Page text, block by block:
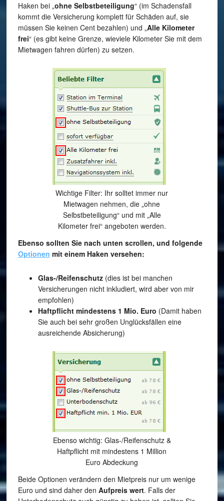
Haken bei „ohne Selbstbeteiligung“ (im Schadensfall
kommt die Versicherung komplett für Schäden auf, sie
müssen Sie keinen Cent bezahlen) und „Alle Kilometer
frei“ (es gibt keine Grenze, wieviele Kilometer Sie mit dem
Mietwagen fahren dürfen) zu setzen.
Wichtige Filter: Ihr solltet immer nur
Mietwagen nehmen, die „ohne
Selbstbeteiligung“ und mit „Alle
Kilometer frei“ angeboten werden.
Ebenso sollten Sie nach unten scrollen, und folgende
Optionen mit einem Haken versehen:
Glas-/Reifenschutz(dies ist bei manchen
Versicherungen nicht inkludiert, wird aber von mir
empfohlen)
Haftpflicht mindestens 1 Mio. Euro (Damit haben
Sie auch bei sehr großen Unglücksfällen eine
ausreichende Absicherung)
Ebenso wichtig: Glas-/Reifenschutz &
Haftpflicht mit mindestens 1 Million
Euro Abdeckung
Beide Optionen verändern den Mietpreis nur um wenige
Euro und sind daher den Aufpreis wert. Falls der